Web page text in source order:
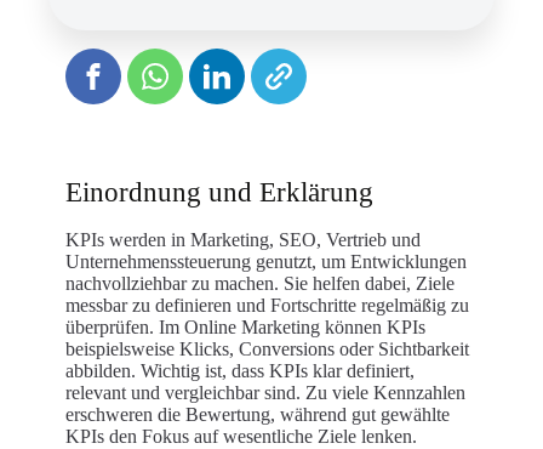
Einordnung und Erklärung
KPIs werden in Marketing, SEO, Vertrieb und
Unternehmenssteuerung genutzt, um Entwicklungen
nachvollziehbar zu machen. Sie helfen dabei, Ziele
messbar zu definieren und Fortschritte regelmäßig zu
überprüfen. Im Online Marketing können KPIs
beispielsweise Klicks, Conversions oder Sichtbarkeit
abbilden. Wichtig ist, dass KPIs klar definiert,
relevant und vergleichbar sind. Zu viele Kennzahlen
erschweren die Bewertung, während gut gewählte
KPIs den Fokus auf wesentliche Ziele lenken.